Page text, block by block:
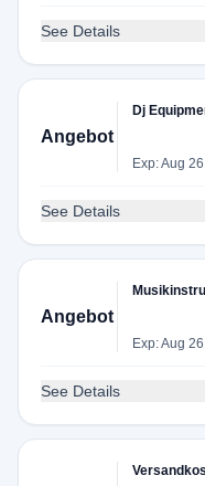
See Details
Angebot
Dj
Exp: Aug
See Details
Angebot
Exp: Aug
See Details